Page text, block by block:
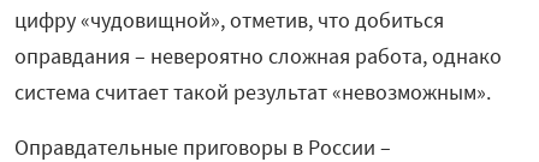
цифру «чудовищной», отметив, что добиться
оправдания – невероятно сложная работа, однако
система считает такой результат «невозможным».
Оправдательные приговоры в России –